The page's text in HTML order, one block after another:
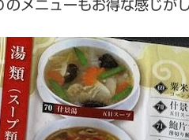
のメニューもお得な感じが